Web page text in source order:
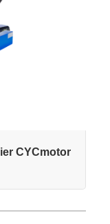
CYCmotor